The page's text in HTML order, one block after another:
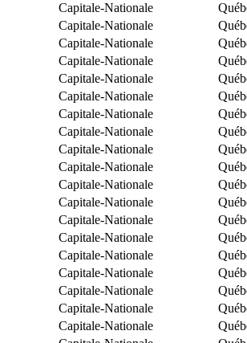
Capitale-Nationale
Capitale-Nationale
Capitale-Nationale
Capitale-Nationale
Capitale-Nationale
Capitale-Nationale
Capitale-Nationale
Capitale-Nationale
Capitale-Nationale
Capitale-Nationale
Capitale-Nationale
Capitale-Nationale
Capitale-Nationale
Capitale-Nationale
Capitale-Nationale
Capitale-Nationale
Capitale-Nationale
Capitale-Nationale
Capitale-Nationale